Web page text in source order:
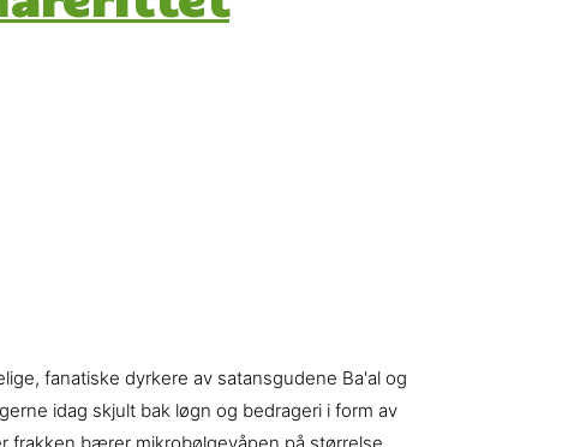
fanatiske dyrkere av satansgudene Ba'al og
idag skjult bak løgn og bedrageri i form av